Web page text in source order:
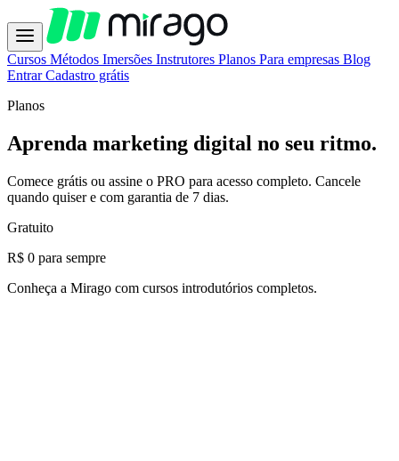
Cursos Métodos Imersões Instrutores Planos Para empresas Blog
EntrarCadastro grátis
Planos
Aprenda marketing digital no seu ritmo.
Comece grátis ou assine o PRO para acesso completo. Cancele
quando quiser e com garantia de 7 dias.
Gratuito
R$ 0 para sempre
Conheça a Mirago com cursos introdutórios completos.